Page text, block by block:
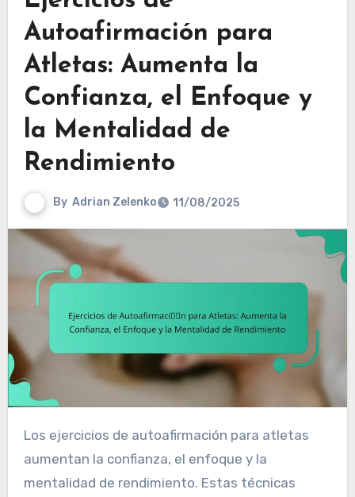
Autoafirmación para
Atletas: Aumenta la
Confianza, el Enfoque y
la Mentalidad de
Rendimiento
By Adrian Zelenko 11/08/2025
Los ejercicios de autoafirmación para atletas
aumentan la confianza, el enfoque y la
mentalidad de rendimiento. Estas técnicas